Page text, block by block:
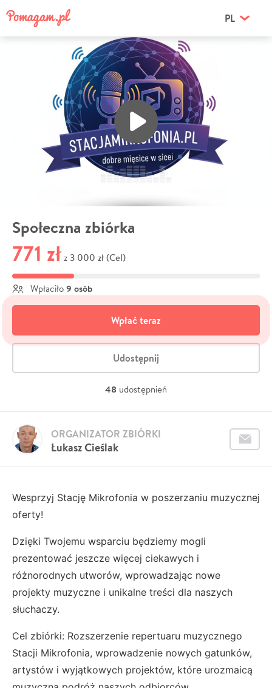
PL
Społeczna zbiórka
771 zł z 3 000 zł (Cel)
Wpłaciło 9 osób
Wpłać teraz
Udostępnij
48 udostępnień
Łukasz Cieślak
ORGANIZATOR ZBIÓRKI
Wesprzyj Stację Mikrofonia w poszerzaniu muzycznej
oferty!
Dzięki Twojemu wsparciu będziemy mogli
prezentować jeszcze więcej ciekawych i
różnorodnych utworów, wprowadzając nowe
projekty muzyczne i unikalne treści dla naszych
słuchaczy.
Cel zbiórki: Rozszerzenie repertuaru muzycznego
Stacji Mikrofonia, wprowadzenie nowych gatunków,
artystów i wyjątkowych projektów, które urozmaicą